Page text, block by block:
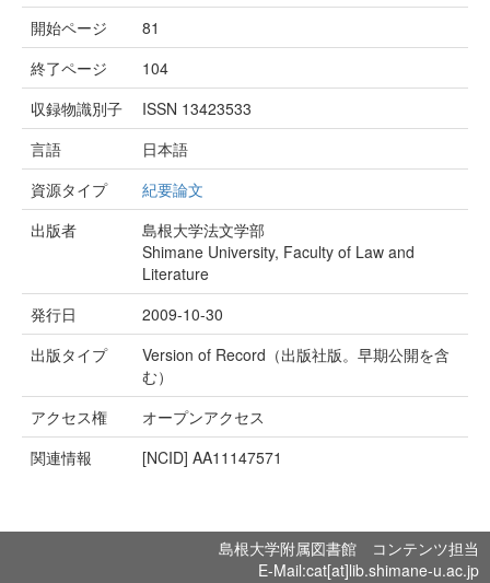
開始ページ
81
終了ページ
104
収録物識別子
ISSN 13423533
言語
日本語
資源タイプ
紀要論文
出版者
島根大学法文学部
Shimane University, Faculty of Law and
Literature
発行日
2009-10-30
出版タイプ
Version of Record（出版社版。早期公開を含
む）
アクセス権
オープンアクセス
関連情報
[NCID] AA11147571
島根大学附属図書館 コンテンツ担当
E-Mail:cat[at]lib.shimane-u.ac.jp